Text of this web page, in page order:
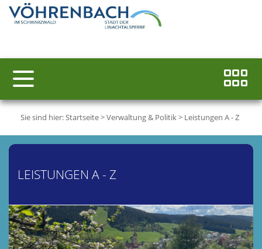
Sie sind hier:Startseite>Verwaltung & Politik> Leistungen A - Z
LEISTUNGEN A - Z